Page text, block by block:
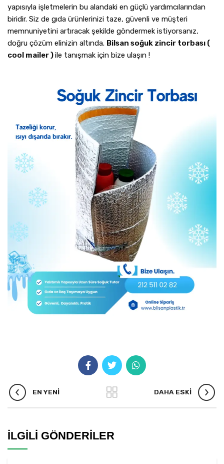
yapısıyla işletmelerin bu alandaki en güçlü yardımcılarından
biridir. Siz de gıda ürünlerinizi taze, güvenli ve müşteri
memnuniyetini artıracak şekilde göndermek istiyorsanız,
doğru çözüm elinizin altında. Bilsan soğuk zincir torbası (
cool mailer )ile tanışmak için bize ulaşın !
EN YENI DAHA ESKI
İLGILI GÖNDERILER